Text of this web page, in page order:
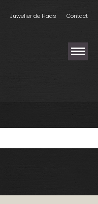
Juwelier de Haas Contact